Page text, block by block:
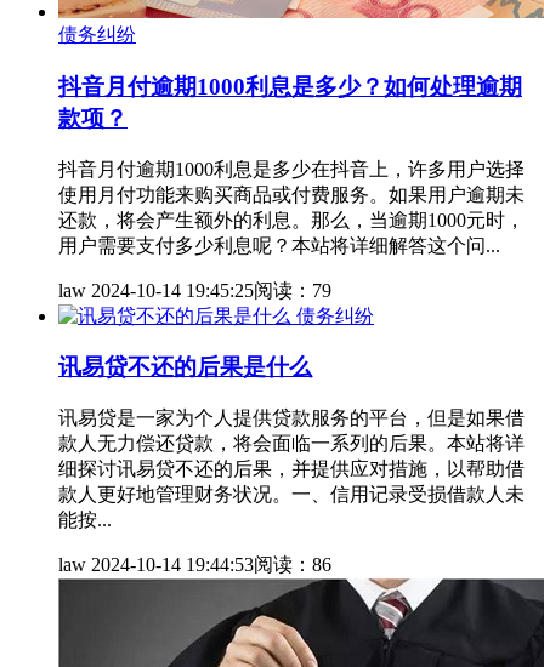
债务纠纷
抖音月付逾期1000利息是多少？如何处理逾期
款项？
抖音月付逾期1000利息是多少在抖音上，许多用户选择
使用月付功能来购买商品或付费服务。如果用户逾期未
还款，将会产生额外的利息。那么，当逾期1000元时，
用户需要支付多少利息呢？本站将详细解答这个问...
law 2024-10-14 19:45:25阅读：79
债务纠纷
讯易贷不还的后果是什么
讯易贷是一家为个人提供贷款服务的平台，但是如果借
款人无力偿还贷款，将会面临一系列的后果。本站将详
细探讨讯易贷不还的后果，并提供应对措施，以帮助借
款人更好地管理财务状况。一、信用记录受损借款人未
能按...
law 2024-10-14 19:44:53阅读：86